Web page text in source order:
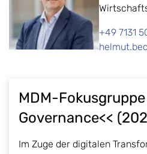
+49 7131
MDM-Fokusgruppe
Governance<<
Im Zuge der digitalen